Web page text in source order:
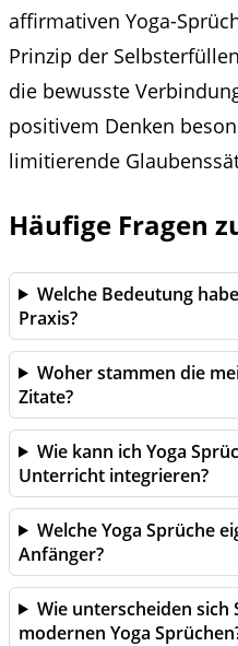
affirmativen Yoga-
Prinzip der
die bewusste
positivem Denken
limitierende
Häufige Fragen
Welche Bedeutung
Praxis?
Woher stammen die
Zitate?
Wie kann ich Yoga
Unterricht integrieren?
Welche Yoga Sprüche
Anfänger?
Wie unterscheiden
modernen Yoga